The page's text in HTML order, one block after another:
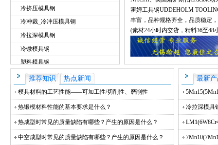
冷挤压模具钢
冷冲裁_冷冲压模具钢
冷拉深模具钢
冷镦模具钢
塑料模具钢
进口模具钢
特种模具钢
国产合金工具钢
霍姆工具钢UDDEHOLM
丰富，品种规格齐全，品质稳定
(素材24小时内交货，精料36至
推荐知识 热点新闻
模具材料的工艺性能——可加工性/切削性、磨削性
热锻模材料性能的基本要求是什么？
热成型时常见的质量缺陷有哪些？产生的原因是什么？
中空成型时常见的质量缺陷有哪些？产生的原因是什么？
最新
冷拉深模具